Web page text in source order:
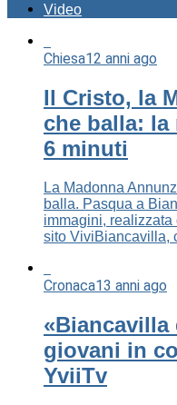
Video
Chiesa12 anni ago
Il Cristo, la
che balla: la
6 minuti
La Madonna
balla. Pasqua a
immagini, realizzata
sito ViviBiancavilla,
Cronaca13 anni ago
«Biancavilla
giovani in
YviiTv